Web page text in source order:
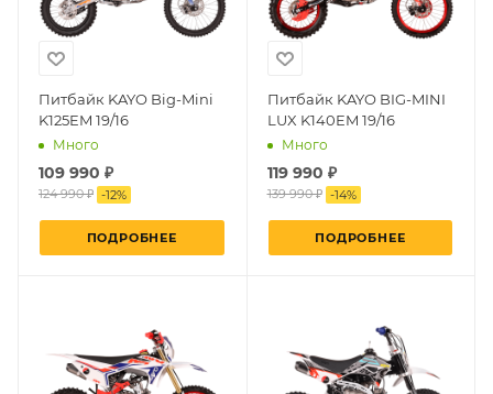
Питбайк KAYO Big-Mini
K125EM 19/16
Много
109 990 ₽
124 990 ₽ -12%
ПОДРОБНЕЕ
Питбайк KAYO BIG-MINI
LUX K140EM 19/16
Много
119 990 ₽
139 990 ₽ -14%
ПОДРОБНЕЕ